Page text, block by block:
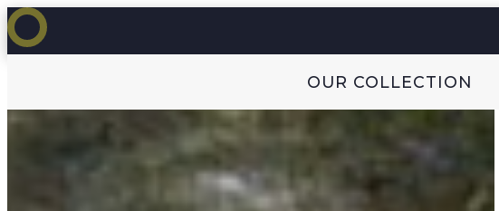
OUR COLLECTION